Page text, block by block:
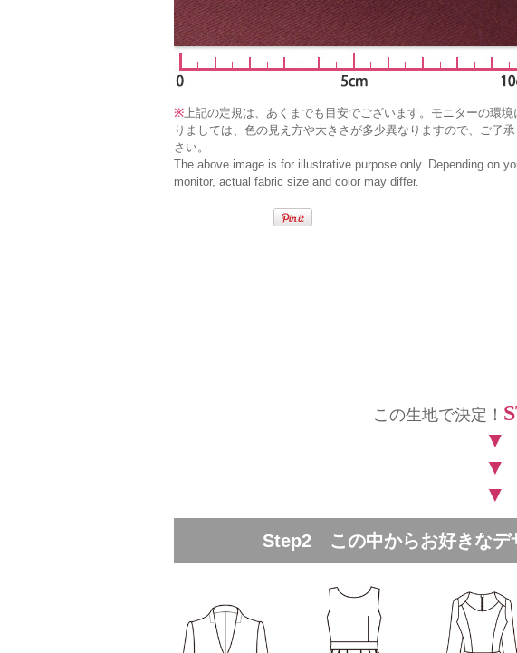
※上記の定規は、あくまでも目安でございます。モニターの環境
りましては、色の見え方や大きさが多少異なりますので、ご了
さい。
The above image is for illustrative purpose only. Depending on
monitor, actual fabric size and color may differ.
この生地で決定！
▼
▼
▼
Step2 この中からお好きなデ